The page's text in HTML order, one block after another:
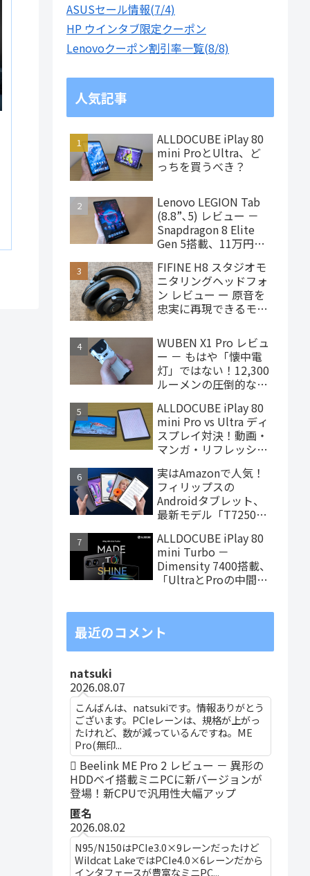
ASUSセール情報(7/4)
HP ウインタブ限定クーポン
Lenovoクーポン割引率一覧(8/8)
人気記事
ALLDOCUBE iPlay 80
mini ProとUltra、ど
っちを買うべき？
Lenovo LEGION Tab
(8.8”､5) レビュー －
Snapdragon 8 Elite
Gen 5搭載、11万円台
ゲーミングタブレット
FIFINE H8 スタジオモ
ニタリングヘッドフォ
ン レビュー ー 原音を
忠実に再現できるモニ
4,000円台で購入でき
ます
WUBEN X1 Pro レビュ
ー － もはや「懐中電
灯」ではない！12,300
ルーメンの圧倒的な輝
LEDライト
ALLDOCUBE iPlay 80
mini Pro vs Ultra ディ
スプレイ対決！動画・
マンガ・リフレッシュ
実はAmazonで人気！
フィリップスの
Androidタブレット、
最新モデル「T7250」
ALLDOCUBE iPlay 80
mini Turbo －
Dimensity 7400搭載、
「UltraとProの中間ス
最近のコメント
natsuki
2026.08.07
こんばんは、natsukiです。情報ありがとう
ございます。PCIeレーンは、規格が上がっ
たけれど、数が減っているんですね。ME
Pro(無印...
Beelink ME Pro 2 レビュー － 異形の
HDDベイ搭載ミニPCに新バージョンが
登場！新CPUで汎用性大幅アップ
匿名
2026.08.02
N95/N150はPCIe3.0×9レーンだったけど
Wildcat LakeではPCIe4.0×6レーンだから
インタフェースが豊富なミニPC...